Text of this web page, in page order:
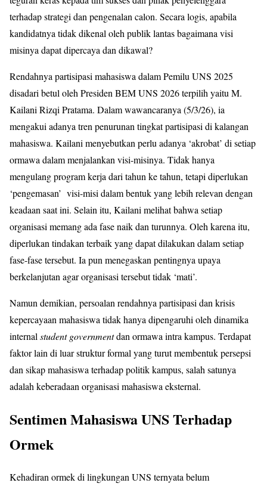
terhadap strategi dan pengenalan calon. Secara logis, apabila
kandidatnya tidak dikenal oleh publik lantas bagaimana visi
misinya dapat dipercaya dan dikawal?
Rendahnya partisipasi mahasiswa dalam Pemilu UNS 2025
disadari betul oleh Presiden BEM UNS 2026 terpilih yaitu M.
Kailani Rizqi Pratama. Dalam wawancaranya (5/3/26), ia
mengakui adanya tren penurunan tingkat partisipasi di kalangan
mahasiswa. Kailani menyebutkan perlu adanya ‘akrobat’ di setiap
ormawa dalam menjalankan visi-misinya. Tidak hanya
mengulang program kerja dari tahun ke tahun, tetapi diperlukan
‘pengemasan’ visi-misi dalam bentuk yang lebih relevan dengan
keadaan saat ini. Selain itu, Kailani melihat bahwa setiap
organisasi memang ada fase naik dan turunnya. Oleh karena itu,
diperlukan tindakan terbaik yang dapat dilakukan dalam setiap
fase-fase tersebut. Ia pun menegaskan pentingnya upaya
berkelanjutan agar organisasi tersebut tidak ‘mati’.
Namun demikian, persoalan rendahnya partisipasi dan krisis
kepercayaan mahasiswa tidak hanya dipengaruhi oleh dinamika
internal student governmentdan ormawa intra kampus. Terdapat
faktor lain di luar struktur formal yang turut membentuk persepsi
dan sikap mahasiswa terhadap politik kampus, salah satunya
adalah keberadaan organisasi mahasiswa eksternal.
Sentimen Mahasiswa UNS Terhadap
Ormek
Kehadiran ormek di lingkungan UNS ternyata belum